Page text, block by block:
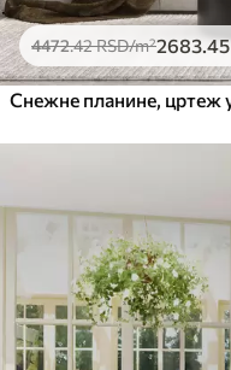
4472.42RSD/m²2683 .45